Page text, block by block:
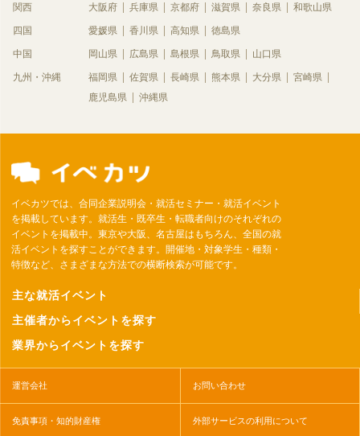
関西 大阪府 兵庫県 京都府 滋賀県 奈良県 和歌山県
四国 愛媛県 香川県 高知県 徳島県
中国 岡山県 広島県 島根県 鳥取県 山口県
九州・沖縄 福岡県 佐賀県 長崎県 熊本県 大分県
宮崎県
鹿児島県
沖縄県
イベカツでは、合同企業説明会・就活セミナー・就活イベント
を掲載しています。就活生・既卒生・転職者向けのそれぞれの
イベントを掲載中。東京や大阪、名古屋はもちろん、全国の就
活イベントを探すことができます。開催地・対象学生・種類・
特徴など、さまざまな方法での横断検索が可能です。
主な就活イベント
主催者からイベントを探す
業界からイベントを探す
運営会社 お問い合わせ
免責事項・知的財産権 外部サービスの利用について